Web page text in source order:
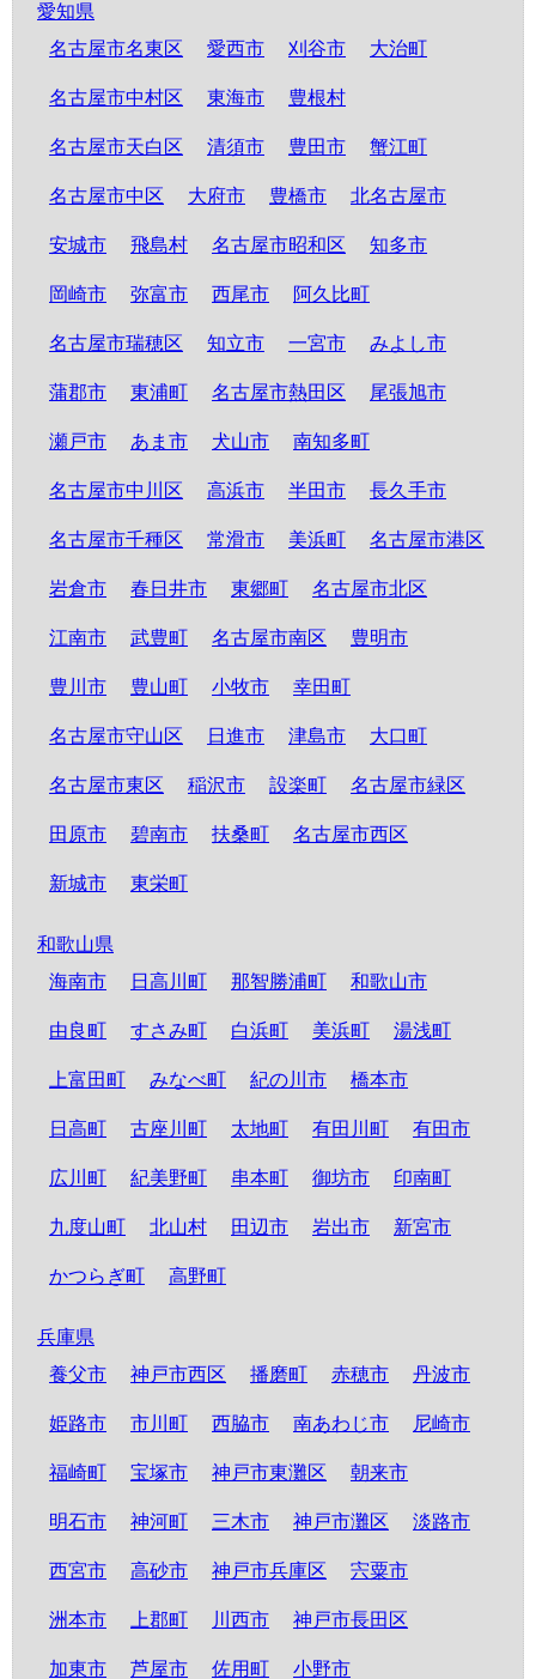
愛知県
名古屋市名東区
愛西市 刈谷市 大治町
名古屋市中村区 東海市 豊根村
名古屋市天白区 清須市 豊田市 蟹江町
名古屋市中区 大府市 豊橋市 北名古屋市
安城市 飛島村 名古屋市昭和区 知多市
岡崎市 弥富市 西尾市 阿久比町
名古屋市瑞穂区 知立市 一宮市 みよし市
蒲郡市 東浦町 名古屋市熱田区 尾張旭市
瀬戸市 あま市 犬山市 南知多町
名古屋市中川区 高浜市 半田市 長久手市
名古屋市千種区 常滑市 美浜町 名古屋市港区
岩倉市 春日井市 東郷町 名古屋市北区
江南市 武豊町 名古屋市南区 豊明市
豊川市 豊山町 小牧市 幸田町
名古屋市守山区 日進市 津島市 大口町
名古屋市東区 稲沢市 設楽町 名古屋市緑区
田原市 碧南市 扶桑町 名古屋市西区
新城市 東栄町
和歌山県
海南市
日高川町 那智勝浦町 和歌山市
由良町 すさみ町 白浜町 美浜町 湯浅町
上富田町 みなべ町 紀の川市 橋本市
日高町 古座川町 太地町 有田川町 有田市
広川町 紀美野町 串本町 御坊市 印南町
九度山町 北山村 田辺市 岩出市 新宮市
かつらぎ町 高野町
兵庫県
養父市
神戸市西区 播磨町 赤穂市 丹波市
姫路市 市川町 西脇市 南あわじ市 尼崎市
福崎町 宝塚市 神戸市東灘区 朝来市
明石市 神河町 三木市 神戸市灘区 淡路市
西宮市 高砂市 神戸市兵庫区 宍粟市
洲本市 上郡町 川西市 神戸市長田区
加東市 芦屋市 佐用町 小野市